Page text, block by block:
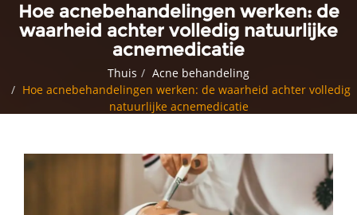
Hoe acnebehandelingen werken: de
waarheid achter volledig natuurlijke
acnemedicatie
Thuis
Acne behandeling
Hoe acnebehandelingen werken: de waarheid achter volledig
natuurlijke acnemedicatie